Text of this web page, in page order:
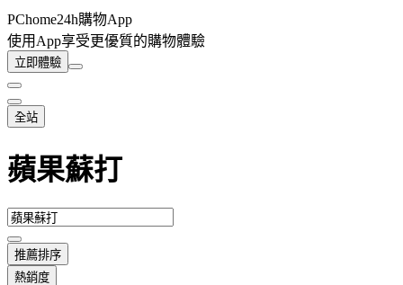
PChome24h購物App
使用App享受更優質的購物體驗
立即體驗
全站
蘋果蘇打
推薦排序
熱銷度